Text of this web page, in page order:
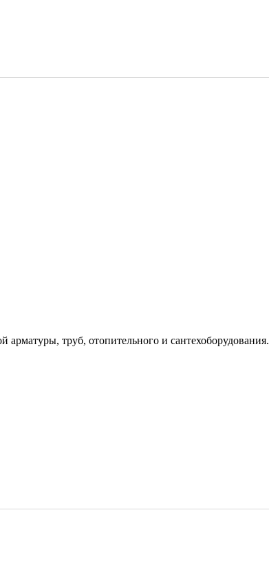
арматуры, труб, отопительного и сантехоборудования.